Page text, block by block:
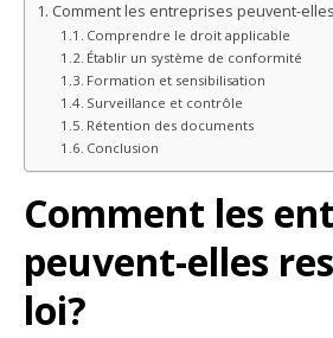
Comment les entreprises peuvent-
Comprendre le droit applicable
Établir un système de conformité
Formation et sensibilisation
Surveillance et contrôle
Rétention des documents
Conclusion
Comment les
peuvent-elles
loi?